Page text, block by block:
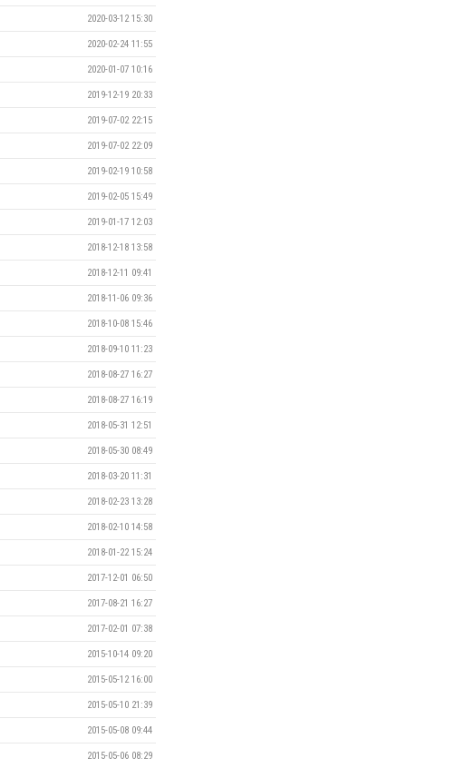
2020-03-12 15:30
2020-02-24 11:55
2020-01-07 10:16
2019-12-19 20:33
2019-07-02 22:15
2019-07-02 22:09
2019-02-19 10:58
2019-02-05 15:49
2019-01-17 12:03
2018-12-18 13:58
2018-12-11 09:41
2018-11-06 09:36
2018-10-08 15:46
2018-09-10 11:23
2018-08-27 16:27
2018-08-27 16:19
2018-05-31 12:51
2018-05-30 08:49
2018-03-20 11:31
2018-02-23 13:28
2018-02-10 14:58
2018-01-22 15:24
2017-12-01 06:50
2017-08-21 16:27
2017-02-01 07:38
2015-10-14 09:20
2015-05-12 16:00
2015-05-10 21:39
2015-05-08 09:44
2015-05-06 08:29